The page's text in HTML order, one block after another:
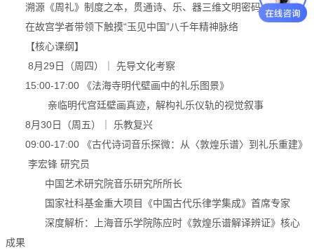
溯源《周礼》制度之本，贯通诗、乐、器三维文明密码
在故宫学者带领下触摸“玉见中国”八千年精神脉络
【核心课纲】
8月29日（周四）｜ 先导文化考察
15:00-17:00 《法海寺明代壁画中的礼乐图景》
亲临明代宫廷壁画真迹，解构礼乐仪轨的视觉叙事
8月30日（周五）｜ 乐教复兴
09:00-17:00 《古代诗词音乐探微：从〈敦煌乐谱〉到礼乐重建》
李宏锋 研究员
中国艺术研究院音乐研究所所长
国家社科基金重大项目《中国古代乐律学集成》首席专家
深度解析：上海音乐学院陈应时《敦煌乐谱解译辨证》核心
成果